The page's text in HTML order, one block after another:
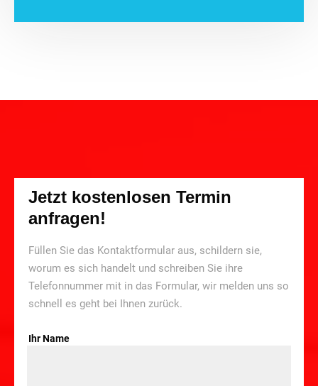
Jetzt kostenlosen Termin
anfragen!
Füllen Sie das Kontaktformular aus, schildern sie,
worum es sich handelt und schreiben Sie ihre
Telefonnummer mit in das Formular, wir melden uns so
schnell es geht bei Ihnen zurück.
Ihr Name